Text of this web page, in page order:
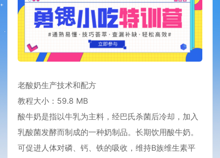
老酸奶生产技术和配方
教程大小：59.8 MB
酸牛奶是指以牛乳为主料，经巴氏杀菌后冷却，加入
乳酸菌发酵而制成的一种奶制品。长期饮用酸牛奶。
可促进人体对磷、钙、铁的吸收，维持B族维生素平